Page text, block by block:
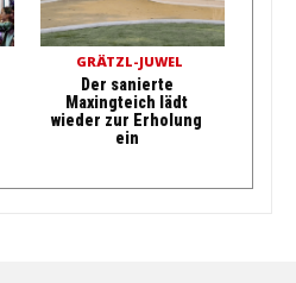
GRÄTZL-JUWEL
Der sanierte
Maxingteich lädt
wieder zur Erholung
ein